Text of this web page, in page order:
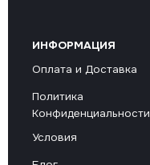
ИНФОРМАЦИЯ
Оплата и Доставка
Политика
Конфиденциальности
Условия